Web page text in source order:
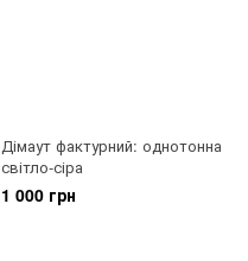
Дімаут фактурний: однотонна
світло-сіра
1 000 грн